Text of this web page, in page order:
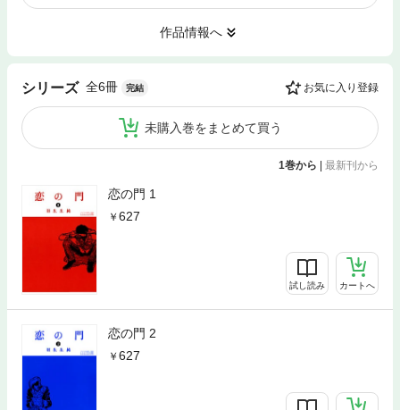
作品情報へ
シリーズ 全6冊 完結 お気に入り登録
未購入巻をまとめて買う
1巻から | 最新刊から
恋の門 1
627
試し読み カートへ
恋の門 2
627